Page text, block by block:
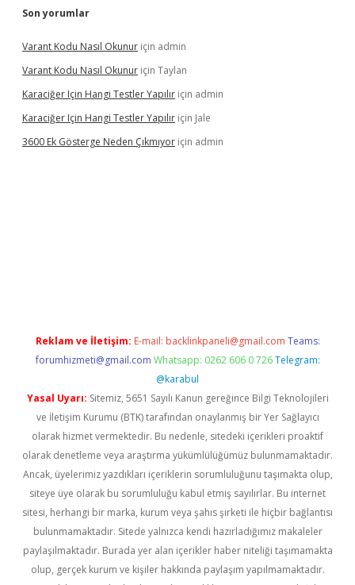
Son yorumlar
Varant Kodu Nasıl Okunur için admin
Varant Kodu Nasıl Okunur için Taylan
Karaciğer Için Hangi Testler Yapılır için admin
Karaciğer Için Hangi Testler Yapılır için Jale
3600 Ek Gösterge Neden Çıkmıyor için admin
Reklam ve İletişim: E-mail: backlinkpaneli@gmail.com Teams:
forumhizmeti@gmail.com Whatsapp: 0262 606 0 726 Telegram:
@karabul
Yasal Uyarı: Sitemiz, 5651 Sayılı Kanun gereğince Bilgi Teknolojileri
ve İletişim Kurumu (BTK) tarafından onaylanmış bir Yer Sağlayıcı
olarak hizmet vermektedir. Bu nedenle, sitedeki içerikleri proaktif
olarak denetleme veya araştırma yükümlülüğümüz bulunmamaktadır.
Ancak, üyelerimiz yazdıkları içeriklerin sorumluluğunu taşımakta olup,
siteye üye olarak bu sorumluluğu kabul etmiş sayılırlar. Bu internet
sitesi, herhangi bir marka, kurum veya şahıs şirketi ile hiçbir bağlantısı
bulunmamaktadır. Sitede yalnızca kendi hazırladığımız makaleler
paylaşılmaktadır. Burada yer alan içerikler haber niteliği taşımamakta
olup, gerçek kurum ve kişiler hakkında paylaşım yapılmamaktadır.